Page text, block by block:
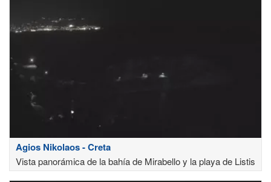
Agios Nikolaos - Creta
Vista panorámica de la bahía de Mirabello y la playa de Listis